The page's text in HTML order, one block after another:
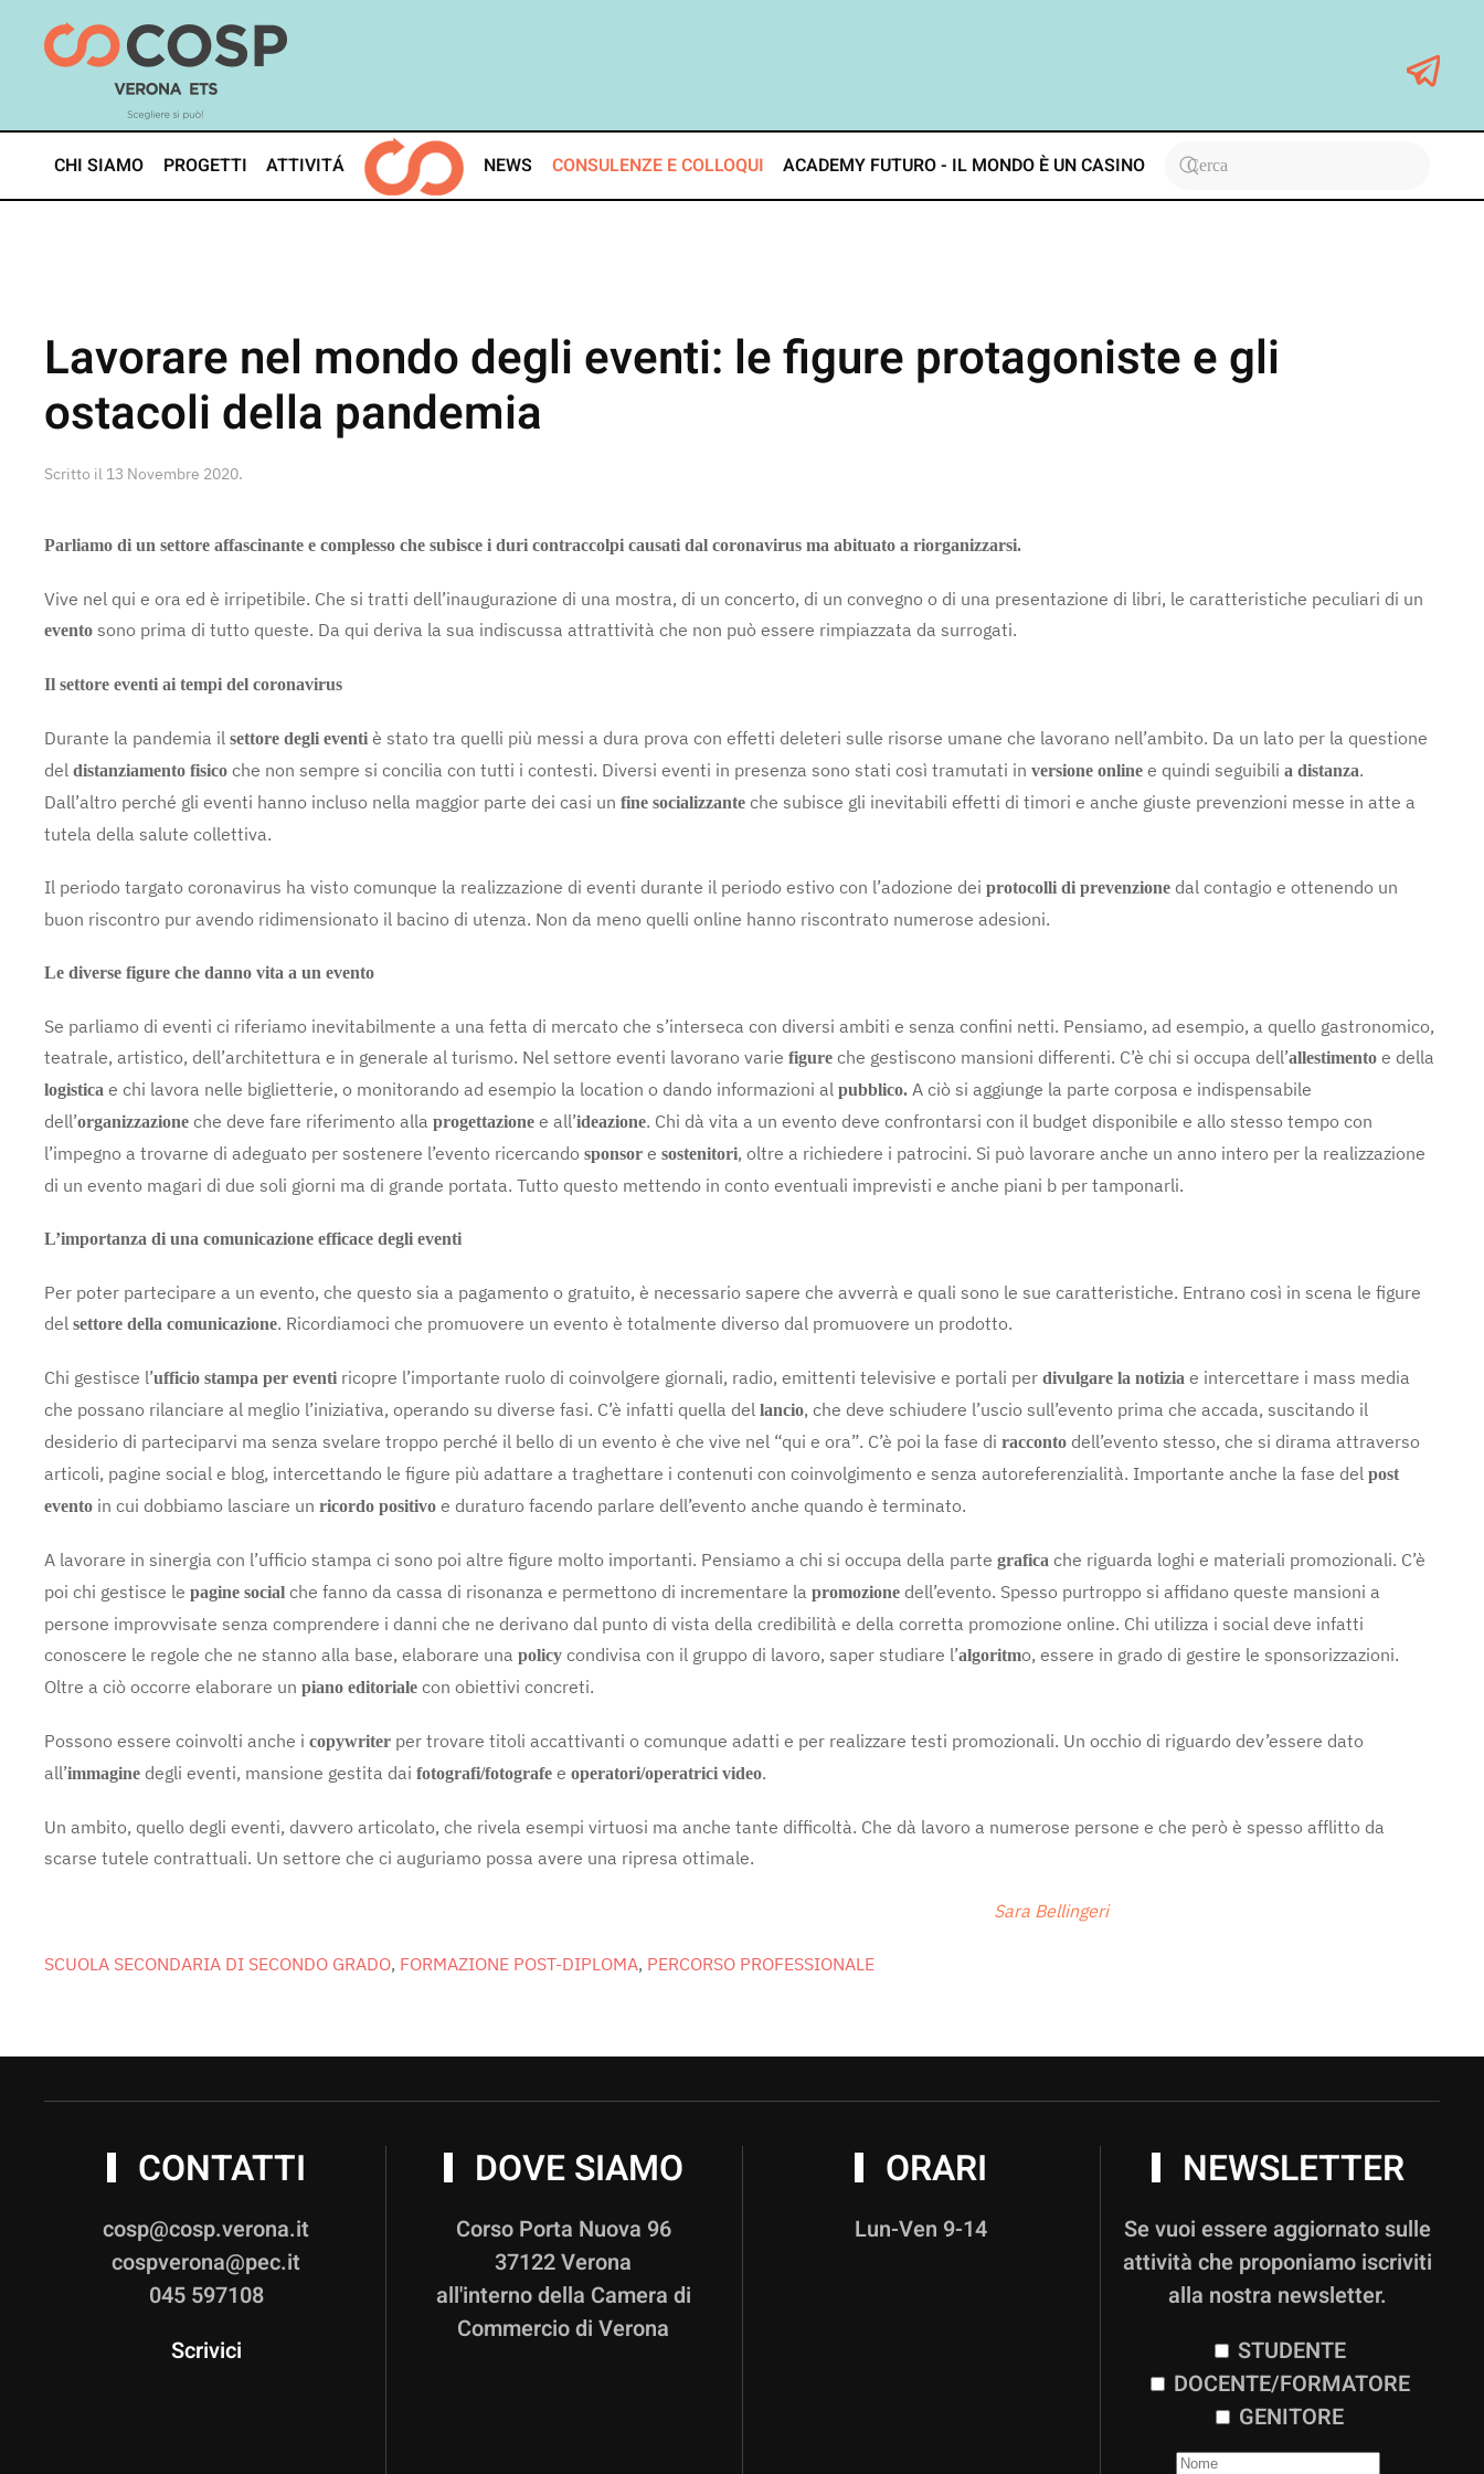
Skip
CHI SIAMO PROGETTI ATTIVITÁ NEWS CONSULENZE E COLLOQUI ACADEMY FUTURO - IL MONDO È UN CASINO
Lavorare nel mondo degli eventi: le figure protagoniste e gli
ostacoli della pandemia
Scritto il 13 Novembre 2020.
Parliamo di un settore affascinante e complesso che subisce i duri contraccolpi causati dal coronavirus ma abituato a riorganizzarsi.
Vive nel qui e ora ed è irripetibile. Che si tratti dell’inaugurazione di una mostra, di un concerto, di un convegno o di una presentazione di libri, le caratteristiche peculiari di un
evento sono prima di tutto queste. Da qui deriva la sua indiscussa attrattività che non può essere rimpiazzata da surrogati.
Il settore eventi ai tempi del coronavirus
Durante la pandemia il settore degli eventi è stato tra quelli più messi a dura prova con effetti deleteri sulle risorse umane che lavorano nell’ambito. Da un lato per la questione
del distanziamento fisico che non sempre si concilia con tutti i contesti. Diversi eventi in presenza sono stati così tramutati in versione online e quindi seguibili a distanza.
Dall’altro perché gli eventi hanno incluso nella maggior parte dei casi un fine socializzante che subisce gli inevitabili effetti di timori e anche giuste prevenzioni messe in atte a
tutela della salute collettiva.
Il periodo targato coronavirus ha visto comunque la realizzazione di eventi durante il periodo estivo con l’adozione dei protocolli di prevenzione dal contagio e ottenendo un
buon riscontro pur avendo ridimensionato il bacino di utenza. Non da meno quelli online hanno riscontrato numerose adesioni.
Le diverse figure che danno vita a un evento
Se parliamo di eventi ci riferiamo inevitabilmente a una fetta di mercato che s’interseca con diversi ambiti e senza confini netti. Pensiamo, ad esempio, a quello gastronomico,
teatrale, artistico, dell’architettura e in generale al turismo. Nel settore eventi lavorano varie figure che gestiscono mansioni differenti. C’è chi si occupa dell’allestimento e della
logistica e chi lavora nelle biglietterie, o monitorando ad esempio la location o dando informazioni al pubblico. A ciò si aggiunge la parte corposa e indispensabile
dell’organizzazione che deve fare riferimento alla progettazione e all’ideazione. Chi dà vita a un evento deve confrontarsi con il budget disponibile e allo stesso tempo con
l’impegno a trovarne di adeguato per sostenere l’evento ricercando sponsor e sostenitori, oltre a richiedere i patrocini. Si può lavorare anche un anno intero per la realizzazione
di un evento magari di due soli giorni ma di grande portata. Tutto questo mettendo in conto eventuali imprevisti e anche piani b per tamponarli.
L’importanza di una comunicazione efficace degli eventi
Per poter partecipare a un evento, che questo sia a pagamento o gratuito, è necessario sapere che avverrà e quali sono le sue caratteristiche. Entrano così in scena le figure
del settore della comunicazione. Ricordiamoci che promuovere un evento è totalmente diverso dal promuovere un prodotto.
Chi gestisce l’ufficio stampa per eventi ricopre l’importante ruolo di coinvolgere giornali, radio, emittenti televisive e portali per divulgare la notizia e intercettare i mass media
che possano rilanciare al meglio l’iniziativa, operando su diverse fasi. C’è infatti quella del lancio, che deve schiudere l’uscio sull’evento prima che accada, suscitando il
desiderio di parteciparvi ma senza svelare troppo perché il bello di un evento è che vive nel “qui e ora”. C’è poi la fase di racconto dell’evento stesso, che si dirama attraverso
articoli, pagine social e blog, intercettando le figure più adattare a traghettare i contenuti con coinvolgimento e senza autoreferenzialità. Importante anche la fase del post
evento in cui dobbiamo lasciare un ricordo positivo e duraturo facendo parlare dell’evento anche quando è terminato.
A lavorare in sinergia con l’ufficio stampa ci sono poi altre figure molto importanti. Pensiamo a chi si occupa della parte grafica che riguarda loghi e materiali promozionali. C’è
poi chi gestisce le pagine social che fanno da cassa di risonanza e permettono di incrementare la promozione dell’evento. Spesso purtroppo si affidano queste mansioni a
persone improvvisate senza comprendere i danni che ne derivano dal punto di vista della credibilità e della corretta promozione online. Chi utilizza i social deve infatti
conoscere le regole che ne stanno alla base, elaborare una policy condivisa con il gruppo di lavoro, saper studiare l’algoritmo, essere in grado di gestire le sponsorizzazioni.
Oltre a ciò occorre elaborare un piano editoriale con obiettivi concreti.
Possono essere coinvolti anche i copywriter per trovare titoli accattivanti o comunque adatti e per realizzare testi promozionali. Un occhio di riguardo dev’essere dato
all’immagine degli eventi, mansione gestita dai fotografi/fotografe e operatori/operatrici video.
Un ambito, quello degli eventi, davvero articolato, che rivela esempi virtuosi ma anche tante difficoltà. Che dà lavoro a numerose persone e che però è spesso afflitto da
scarse tutele contrattuali. Un settore che ci auguriamo possa avere una ripresa ottimale.
Sara Bellingeri
SCUOLA SECONDARIA DI SECONDO GRADO, FORMAZIONE POST-DIPLOMA, PERCORSO PROFESSIONALE
CONTATTI
cosp@cosp.verona.it
cospverona@pec.it
045 597108
Scrivici
DOVE SIAMO
Corso Porta Nuova 96
37122 Verona
all'interno della Camera di
Commercio di Verona
ORARI
Lun-Ven 9-14
NEWSLETTER
Se vuoi essere aggiornato sulle
attività che proponiamo iscriviti
alla nostra newsletter.
STUDENTE
DOCENTE/FORMATORE
GENITORE